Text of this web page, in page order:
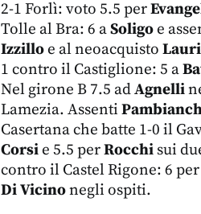
2-1 Forlì: voto 5.5 per
Tolle al Bra: 6 aSoligoe
Izzilloe al neoacquisto
1 contro il Castiglione: 5 a
Nel girone B 7.5 adAgnelli
Lamezia. Assenti
Casertana che batte 1-0 il
Corsie 5.5 perRocchi sui
contro il Castel Rigone: 6 per
Di Vicinonegli ospiti.